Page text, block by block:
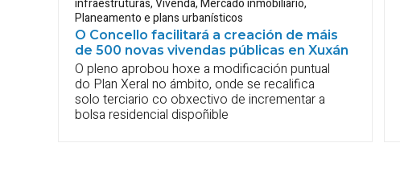
Planeamento e plans urbanísticos
O Concello facilitará a creación de máis
de 500 novas vivendas públicas en Xuxán
O pleno aprobou hoxe a modificación puntual
do Plan Xeral no ámbito, onde se recalifica
solo terciario co obxectivo de incrementar a
bolsa residencial dispoñible